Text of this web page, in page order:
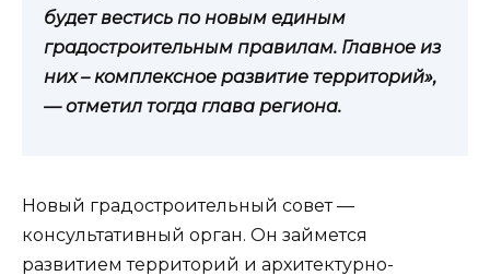
будет вестись по новым единым
градостроительным правилам. Главное из
них – комплексное развитие территорий»,
— отметил тогда глава региона.
Новый градостроительный совет —
консультативный орган. Он займется
развитием территорий и архитектурно-